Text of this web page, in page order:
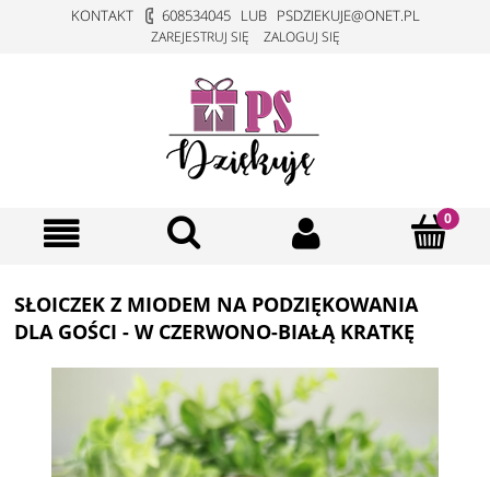
KONTAKT 608534045LUB PSDZIEKUJE@ONET.PL
ZAREJESTRUJ SIĘ ZALOGUJ SIĘ
SŁOICZEK Z MIODEM NA PODZIĘKOWANIA
DLA GOŚCI - W CZERWONO-BIAŁĄ KRATKĘ